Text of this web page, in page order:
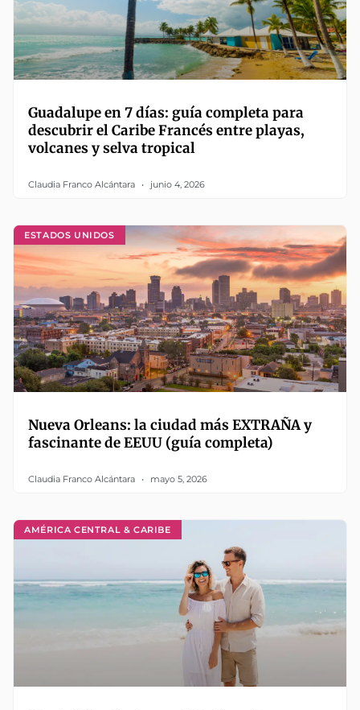
Guadalupe en 7 días: guía completa para
descubrir el Caribe Francés entre playas,
volcanes y selva tropical
Claudia Franco Alcántara junio 4, 2026
ESTADOS UNIDOS
Nueva Orleans: la ciudad más EXTRAÑA y
fascinante de EEUU (guía completa)
Claudia Franco Alcántara mayo 5, 2026
AMÉRICA CENTRAL & CARIBE